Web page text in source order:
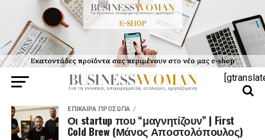
ΕΠΊΚΑΙΡΑ ΠΡΌΣΩΠΑ
Οι startup που “μαγνητίζουν” | First
Cold Brew (Μάνος Αποστολόπουλος)